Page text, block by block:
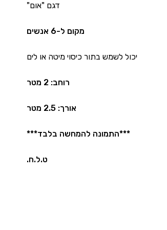
דגם "אום"
מקום ל-6 אנשים
יכול לשמש בתור כיסוי מיטה או לים
רוחב: 2 מטר
אורך: 2.5 מטר
***התמונה להמחשה בלבד***
ט.ל.ח.